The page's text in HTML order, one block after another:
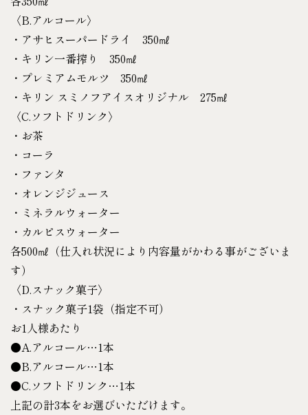
〈B.アルコール〉
・アサヒスーパードライ 350㎖
・キリン一番搾り 350㎖
・プレミアムモルツ 350㎖
・キリン スミノフアイスオリジナル 275㎖
〈C.ソフトドリンク〉
・お茶
・コーラ
・ファンタ
・オレンジジュース
・ミネラルウォーター
・カルピスウォーター
各500㎖（仕入れ状況により内容量がかわる事がございま
す）
〈D.スナック菓子〉
・スナック菓子1袋（指定不可）
お1人様あたり
●A.アルコール…1本
●B.アルコール…1本
●C.ソフトドリンク…1本
上記の計3本をお選びいただけます。